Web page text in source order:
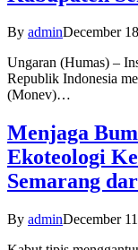
By adminDecember
Ungaran (Humas) –
Republik Indonesia
(Monev)…
Menjaga
Ekoteologi
Semarang
By adminDecember